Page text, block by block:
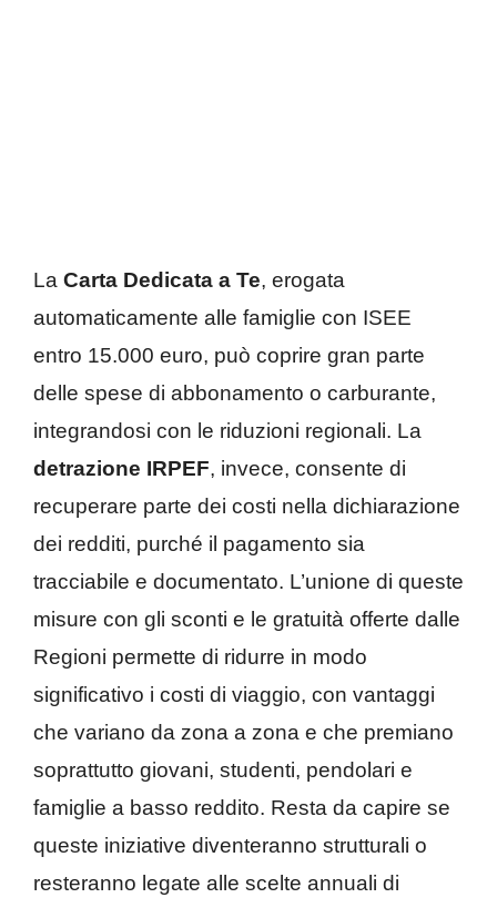
La Carta Dedicata a Te, erogata
automaticamente alle famiglie con ISEE
entro 15.000 euro, può coprire gran parte
delle spese di abbonamento o carburante,
integrandosi con le riduzioni regionali. La
detrazione IRPEF, invece, consente di
recuperare parte dei costi nella dichiarazione
dei redditi, purché il pagamento sia
tracciabile e documentato. L’unione di queste
misure con gli sconti e le gratuità offerte dalle
Regioni permette di ridurre in modo
significativo i costi di viaggio, con vantaggi
che variano da zona a zona e che premiano
soprattutto giovani, studenti, pendolari e
famiglie a basso reddito. Resta da capire se
queste iniziative diventeranno strutturali o
resteranno legate alle scelte annuali di